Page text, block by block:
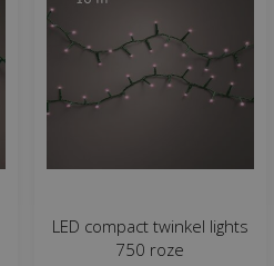
LED compact twinkel lights
750 roze